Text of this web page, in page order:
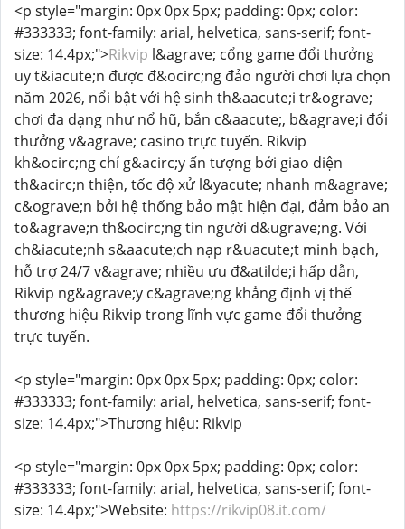
<p style="margin: 0px 0px 5px; padding: 0px; color:
#333333; font-family: arial, helvetica, sans-serif; font-
size: 14.4px;">Rikvip l&agrave; cổng game đổi thưởng
uy t&iacute;n được đ&ocirc;ng đảo người chơi lựa chọn
năm 2026, nổi bật với hệ sinh th&aacute;i tr&ograve;
chơi đa dạng như nổ hũ, bắn c&aacute;, b&agrave;i đổi
thưởng v&agrave; casino trực tuyến. Rikvip
kh&ocirc;ng chỉ g&acirc;y ấn tượng bởi giao diện
th&acirc;n thiện, tốc độ xử l&yacute; nhanh m&agrave;
c&ograve;n bởi hệ thống bảo mật hiện đại, đảm bảo an
to&agrave;n th&ocirc;ng tin người d&ugrave;ng. Với
ch&iacute;nh s&aacute;ch nạp r&uacute;t minh bạch,
hỗ trợ 24/7 v&agrave; nhiều ưu đ&atilde;i hấp dẫn,
Rikvip ng&agrave;y c&agrave;ng khẳng định vị thế
thương hiệu Rikvip trong lĩnh vực game đổi thưởng
trực tuyến.
<p style="margin: 0px 0px 5px; padding: 0px; color:
#333333; font-family: arial, helvetica, sans-serif; font-
size: 14.4px;">Thương hiệu: Rikvip
<p style="margin: 0px 0px 5px; padding: 0px; color:
#333333; font-family: arial, helvetica, sans-serif; font-
size: 14.4px;">Website: https://rikvip08.it.com/